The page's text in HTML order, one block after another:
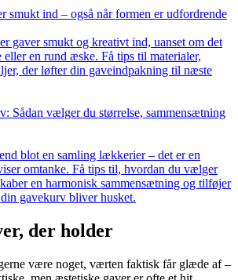
smukt ind – også når formen er udfordrende
gaver smukt og kreativt ind, uanset om det
eller en rund æske. Få tips til materialer,
der løfter din gaveindpakning til næste
Sådan vælger du størrelse, sammensætning
blot en samling lækkerier – det er en
omtanke. Få tips til, hvordan du vælger
en harmonisk sammensætning og tilføjer
gavekurv bliver husket.
der holder
være noget, værten faktisk får glæde af –